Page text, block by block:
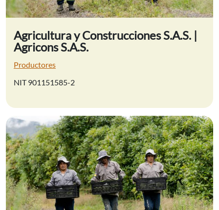
Agricultura y Construcciones S.A.S. |
Agricons S.A.S.
Productores
NIT 901151585-2